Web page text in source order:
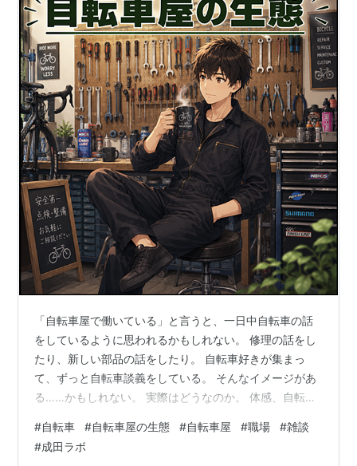
「自転車屋で働いている」と言うと、一日中自転車の話
をしているように思われるかもしれない。 修理の話をし
たり、新しい部品の話をしたり。 自転車好きが集まっ
て、ずっと自転車談義をしている。 そんなイメージがあ
る……かもしれない。 実際はどうなのか。 体感、自転車
多い。 もちろん仕事中なので、修理や部品の話は普通に
する。 でも、そこからいつの間にかイヤホンの話になっ
#自転車 #自転車屋の生態 #自転車屋 #職場 #雑談
#成田ラボ